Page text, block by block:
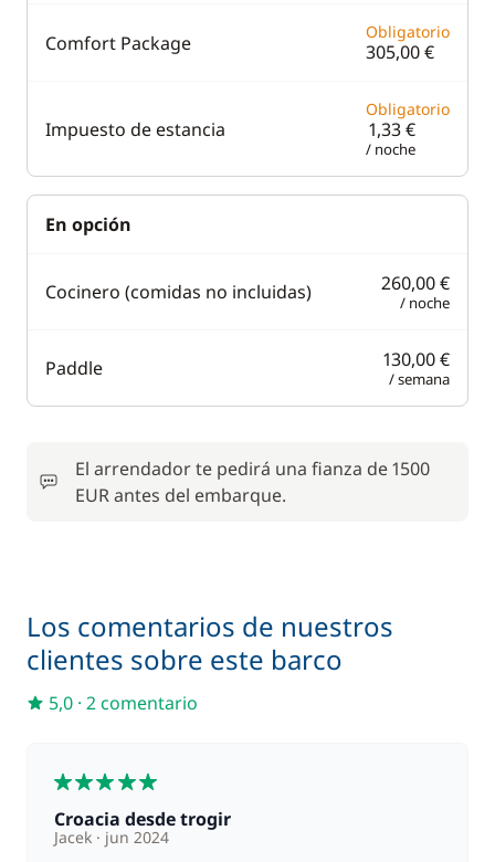
Comfort Package Obligatorio
305,00 €
Impuesto de estancia
Obligatorio
1,33 €
/ noche
En opción
Cocinero (comidas no incluidas) 260,00 €
/ noche
Paddle 130,00 €
/ semana
El arrendador te pedirá una fianza de 1500
EUR antes del embarque.
Los comentarios de nuestros
clientes sobre este barco
5,0 · 2 comentario
Croacia desde trogir
Jacek
jun 2024